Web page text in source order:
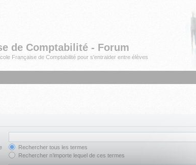
de Comptabilité - Forum
Française de Comptabilité pour s'entraider entre élèves
Rechercher tous les termes
Rechercher n’importe lequel de ces termes